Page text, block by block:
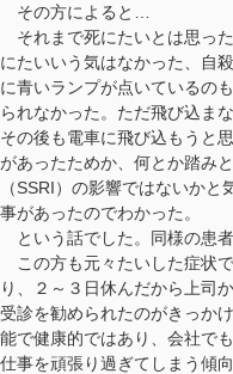
その方によると…
それまで死にたいとは思っ
にたいいう気はなかった、自
に青いランプが点いているの
られなかった。ただ飛び込ま
その後も電車に飛び込もうと
があったためか、何とか踏み
（SSRI）の影響ではないか
事があったのでわかった。
という話でした。同様の患
この方も元々たいした症状
り、２～３日休んだから上司
受診を勧められたのがきっか
能で健康的ではあり、会社で
仕事を頑張り過ぎてしまう傾